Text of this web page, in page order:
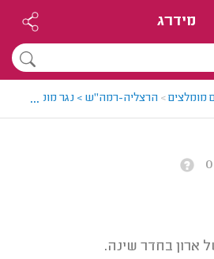
מידרג
מומלצים> הרצליה-רמה"ש > נגר מומלץ -
...
ארון בחדר שינה.